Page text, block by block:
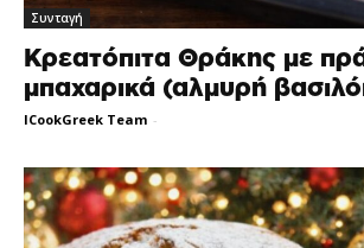
Συνταγή
Κρεατόπιτα Θράκης με
μπαχαρικά (αλμυρή
ICookGreek Team -